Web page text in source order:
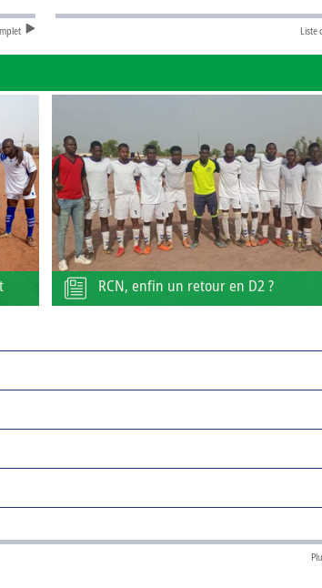
Liste
RCN, enfin un retour en D2 ?